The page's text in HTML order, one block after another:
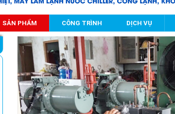
SẢN PHẨM CÔNG TRÌNH DỊCH VỤ